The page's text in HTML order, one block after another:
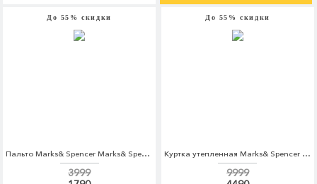
До 55% скидки
Пальто Marks& Spencer Marks& Spencer MA178EWARAP2
3999
До 55% скидки
Куртка утепленная Marks& Spencer Marks& Spencer MA178EMCKKZ4
9999